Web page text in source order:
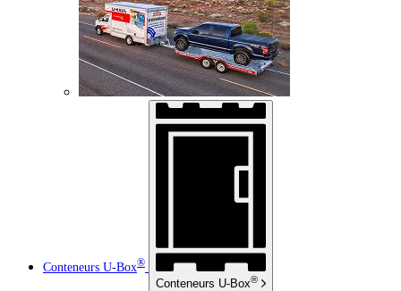
Conteneurs U-Box®
Conteneurs U-Box®